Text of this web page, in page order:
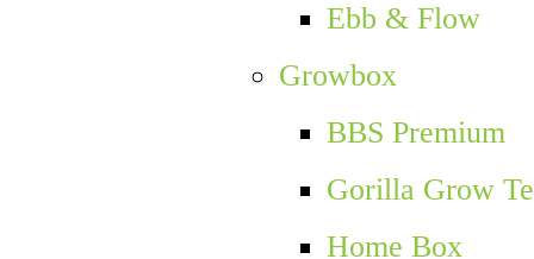
Ebb & Flow
Growbox
BBS Premium
Gorilla Grow
Home Box